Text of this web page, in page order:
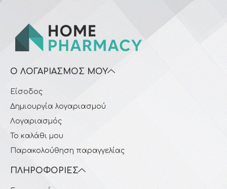
Ο ΛΟΓΑΡΙΑΣΜΌΣ ΜΟΥ
Είσοδος
Δημιουργία λογαριασμού
Λογαριασμός
Το καλάθι μου
Παρακολούθηση παραγγελίας
ΠΛΗΡΟΦΟΡΊΕΣ